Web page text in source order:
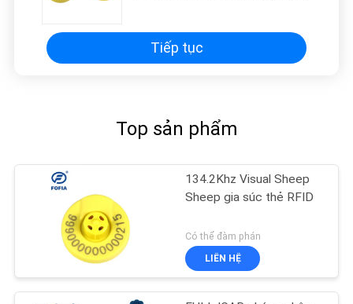
Tiếp tục
Top sản phẩm
134.2Khz Visual Sheep
Sheep gia súc thẻ RFID
Có thể đàm phán
LIÊN HỆ